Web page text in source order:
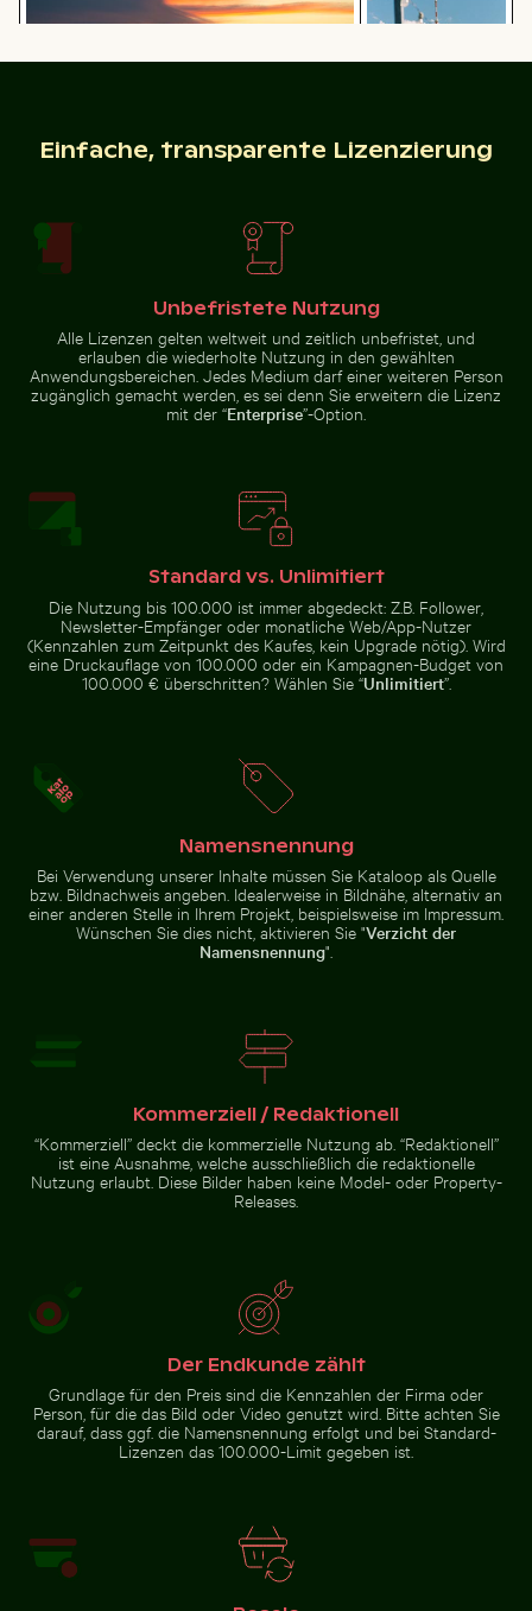
Strohdachunterstand Berliner
Fernsehturm mit
Küstenblick auf Mandraki mit Strongyli-Insel
Küstenblick auf Mandraki mit
Strongyli-Insel
Bunter Blumenstrauß in
Bunter Blumenstrauß in
Glasvase
Riesenseerosen in einer friedlichen Teichlandschaft
Riesenseerosen in einer
friedlichen Teichlandschaft
Dramatischer Blitzschlag
Dramatischer Blitzschlag über
ländlicher Landschaft
Moderner Esszimmerstuhl mit Holzrückenlehne
Moderner Esszimmerstuhl mit
Holzrückenlehne
Luftaufnahme von Laem Haad
Luftaufnahme von Laem Haad
Beach, Koh Yao Yai
Ruhige Gewässer des Lake Ontario, Toronto
Ruhige Gewässer des Lake
Verschwommene
Menschen genießen den Strand auf Holbox
Funkelnde 2026 Feier
Funkelnde 2026 Feier
Zur Stock-Kollektion
Einfache, transparente Lizenzierung
Unbefristete Nutzung
Alle Lizenzen gelten weltweit und zeitlich unbefristet, und
erlauben die wiederholte Nutzung in den gewählten
Anwendungsbereichen. Jedes Medium darf einer weiteren Person
zugänglich gemacht werden, es sei denn Sie erweitern die Lizenz
mit der “Enterprise”-Option.
Standard vs. Unlimitiert
Die Nutzung bis 100.000 ist immer abgedeckt: Z.B. Follower,
Newsletter-Empfänger oder monatliche Web/App-Nutzer
(Kennzahlen zum Zeitpunkt des Kaufes, kein Upgrade nötig). Wird
eine Druckauflage von 100.000 oder ein Kampagnen-Budget von
100.000 € überschritten? Wählen Sie “Unlimitiert”.
Namensnennung
Bei Verwendung unserer Inhalte müssen Sie Kataloop als Quelle
bzw. Bildnachweis angeben. Idealerweise in Bildnähe, alternativ an
einer anderen Stelle in Ihrem Projekt, beispielsweise im Impressum.
Wünschen Sie dies nicht, aktivieren Sie "Verzicht der
Namensnennung".
Kommerziell / Redaktionell
“Kommerziell” deckt die kommerzielle Nutzung ab. “Redaktionell”
ist eine Ausnahme, welche ausschließlich die redaktionelle
Nutzung erlaubt. Diese Bilder haben keine Model- oder Property-
Releases.
Der Endkunde zählt
Grundlage für den Preis sind die Kennzahlen der Firma oder
Person, für die das Bild oder Video genutzt wird. Bitte achten Sie
darauf, dass ggf. die Namensnennung erfolgt und bei Standard-
Lizenzen das 100.000-Limit gegeben ist.